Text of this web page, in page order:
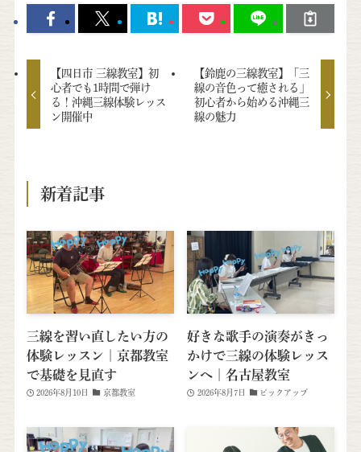
【四日市 三線教室】初
心者でも1時間で弾け
る！沖縄三線体験レッス
ン開催中
【鈴鹿の三線教室】「三
線の音色って癒される」
初心者から始める沖縄三
線の魅力
新着記事
三線を習い直したい方の
体験レッスン｜京都教室
で基礎を見直す
2026年8月10日 京都教室
好きな歌手の演奏がきっ
かけで三線の体験レッス
ンへ｜名古屋教室
2026年8月7日 ピックアップ